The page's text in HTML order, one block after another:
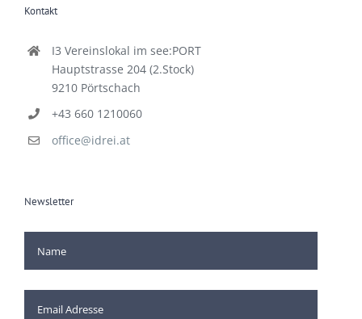
Kontakt
I3 Vereinslokal im see:PORT
Hauptstrasse 204 (2.Stock)
9210 Pörtschach
+43 660 1210060
office@idrei.at
Newsletter